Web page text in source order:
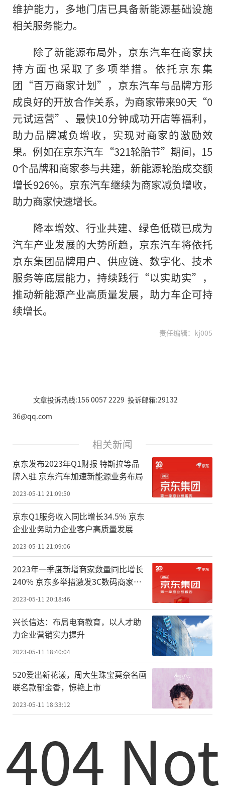
维护能力，多地门店已具备新能源基础设施
相关服务能力。
除了新能源布局外，京东汽车在商家扶
持方面也采取了多项举措。依托京东集
团“百万商家计划”，京东汽车与品牌方形
成良好的开放合作关系，为商家带来90天“0
元试运营”、最快10分钟成功开店等福利，
助力品牌减负增收，实现对商家的激励效
果。例如在京东汽车“321轮胎节”期间，15
0个品牌和商家参与共建，新能源轮胎成交额
增长926%。京东汽车继续为商家减负增收，
助力商家快速增长。
降本增效、行业共建、绿色低碳已成为
汽车产业发展的大势所趋，京东汽车将依托
京东集团品牌用户、供应链、数字化、技术
服务等底层能力，持续践行“以实助实”，
推动新能源产业高质量发展，助力车企可持
续增长。
责任编辑：kj005
文章投诉热线:156 0057 2229 投诉邮箱:29132
36@qq.com
相关新闻
京东发布2023年Q1财报 特斯拉等品
牌入驻 京东汽车加速新能源业务布局
2023-05-11 21:09:50
京东Q1服务收入同比增长34.5% 京东
企业业务助力企业客户高质量发展
2023-05-11 21:09:06
2023年一季度新增商家数量同比增长
240% 京东多举措激发3C数码商家活
力
2023-05-11 20:18:46
兴长信达：布局电商教育，以人才助
力企业营销实力提升
2023-05-11 18:40:04
520爱出新花漾，周大生珠宝莫奈名画
联名款郁金香，惊艳上市
2023-05-11 18:33:12
404 Not